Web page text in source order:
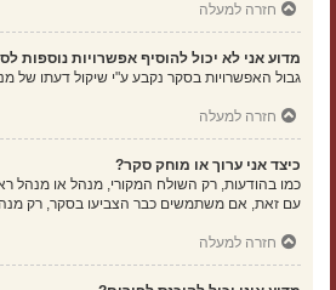
חזרה למעלה
מדוע אני לא יכול להוסיף אפשרויות נוספות
גבול האפשרויות בסקר נקבע ע"י שיקול דעתו
חזרה למעלה
כיצד אני ערוך או מוחק סקר?
כמו בהודעות, רק השולח המקורי, מנהל או מנהל
עם זאת, אם משתמשים כבר הצביעו בסקר, רק
חזרה למעלה